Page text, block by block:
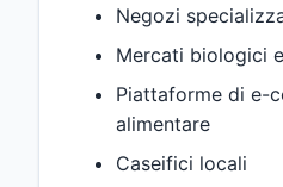
Negozi
Mercati biologici
Piattaforme di e-
alimentare
Caseifici locali